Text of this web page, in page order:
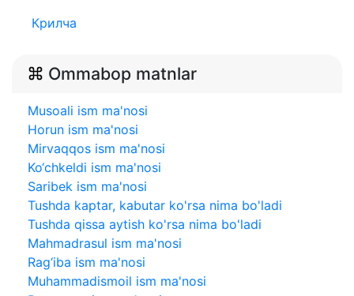
Крилча
Ommabop matnlar
Musoali ism ma'nosi
Horun ism ma'nosi
Mirvaqqos ism ma'nosi
Ko‘chkeldi ism ma'nosi
Saribek ism ma'nosi
Tushda kaptar, kabutar ko'rsa nima bo'ladi
Tushda qissa aytish ko'rsa nima bo'ladi
Mahmadrasul ism ma'nosi
Rag‘iba ism ma'nosi
Muhammadismoil ism ma'nosi